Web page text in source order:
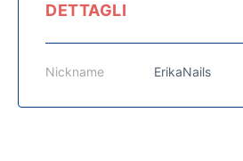
DETTAGLI
Nickname ErikaNails